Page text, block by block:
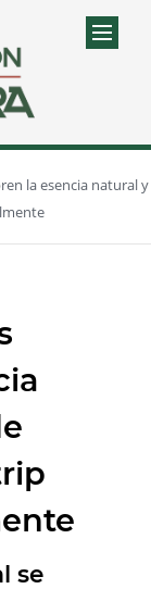
la esencia natural y
se